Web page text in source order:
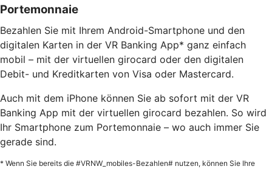
Portemonnaie
Bezahlen Sie mit Ihrem Android-Smartphone und den
digitalen Karten in der VR Banking App* ganz einfach
mobil – mit der virtuellen girocard oder den digitalen
Debit- und Kreditkarten von Visa oder Mastercard.
Auch mit dem iPhone können Sie ab sofort mit der VR
Banking App mit der virtuellen girocard bezahlen. So wird
Ihr Smartphone zum Portemonnaie – wo auch immer Sie
gerade sind.
* Wenn Sie bereits die #VRNW_mobiles-Bezahlen# nutzen, können Sie Ihre